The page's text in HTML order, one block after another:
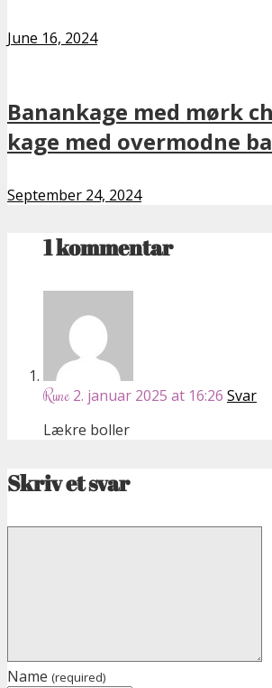
June 16, 2024
Banankage med mørk
kage med overmodne
September 24, 2024
1 kommentar
Rune 2. januar 2025 at 16:26 Svar
Lækre boller
Skriv et svar
Name (required)